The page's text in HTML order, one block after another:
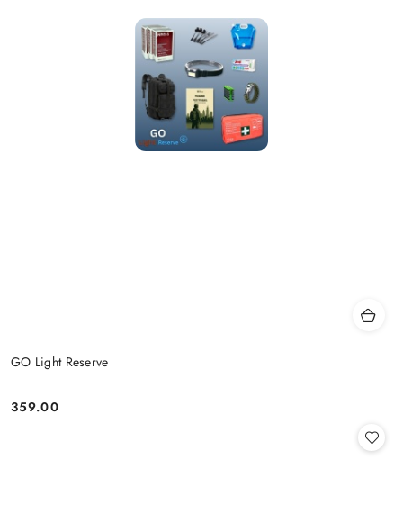
GO Light Reserve
Cena:
359.00